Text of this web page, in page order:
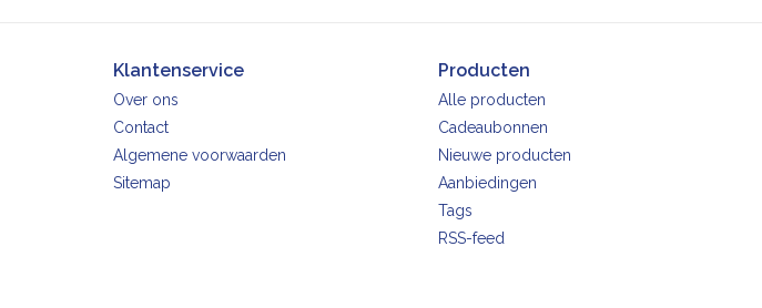
Klantenservice
Over ons
Contact
Algemene voorwaarden
Sitemap
Producten
Alle producten
Cadeaubonnen
Nieuwe producten
Aanbiedingen
Tags
RSS-feed